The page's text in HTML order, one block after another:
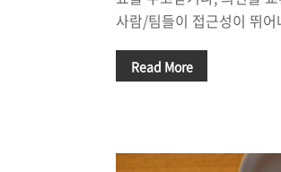
사람/팀들이 접근성이 뛰
메신저(Mobile
는 점이죠. 그렇기 때문에
Read More